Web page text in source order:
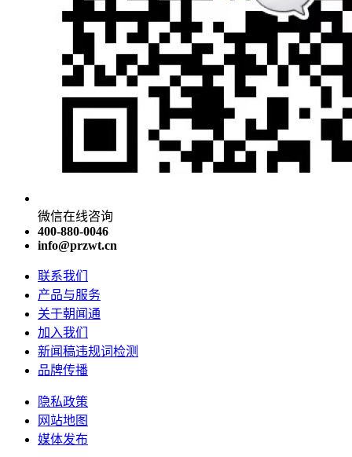
微信在线咨询
400-880-0046
info@przwt.cn
联系我们
产品与服务
关于朝闻通
加入我们
新闻稿违规词检测
品牌传播
隐私政策
网站地图
媒体发布